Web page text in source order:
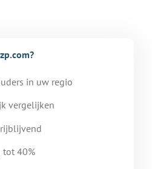
in uw regio
vergelijken
tot 40%